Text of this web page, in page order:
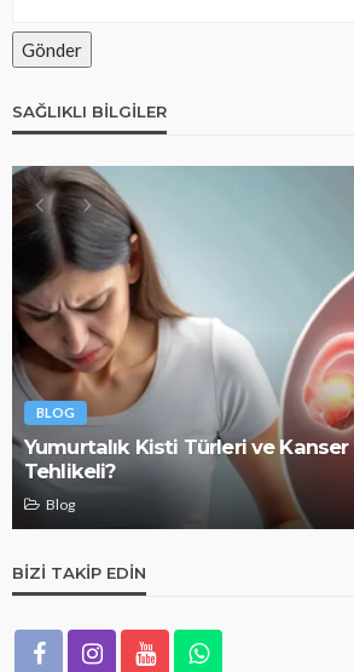
SAĞLIKLI BILGILER
BLOG
Yumurtalık Kisti Türleri ve
Tehlikeli?
Blog
BIZI TAKIP EDIN